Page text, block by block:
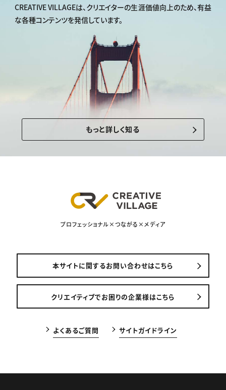
CREATIVE VILLAGEは、クリエイターの生涯価値向上のため、有益
な各種コンテンツを発信しています。
もっと詳しく知る
プロフェッショナル×つながる×メディア
本サイトに関するお問い合わせはこちら
クリエイティブでお困りの企業様はこちら
よくあるご質問 サイトガイドライン